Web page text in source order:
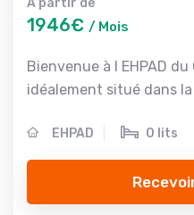
A partir de
1946€ / Mois
Bienvenue à l EHPAD
idéalement situé dans
EHPAD 0 lits